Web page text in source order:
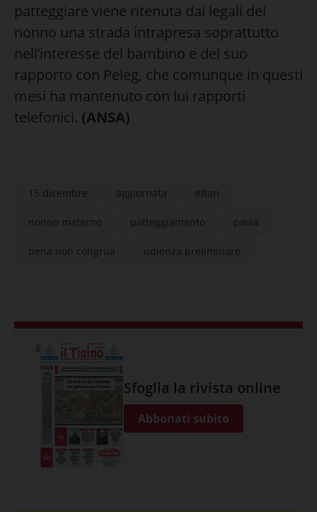
patteggiare viene ritenuta dai legali del
nonno una strada intrapresa soprattutto
nell’interesse del bambino e del suo
rapporto con Peleg, che comunque in questi
mesi ha mantenuto con lui rapporti
telefonici. (ANSA)
15 dicembre aggiornata eitan
nonno materno patteggiamento pavia
pena non congrua udienza preliminare
Sfoglia la rivista online
Abbonati subito